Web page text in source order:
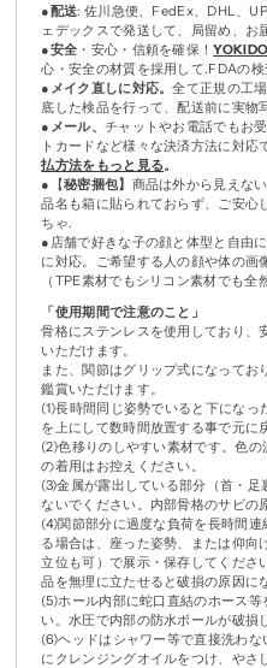
●配送: 佐川急便、FedEx、DHL、
ェデックスで発送して、局留め、お
●安全 ・安心・信頼を確保！
心・安全の材質を採用して.FDAの検
● メイク直しに対応。全て正規の工
底した検品を行って、配送前に実物
● メール、 チャットやお電話でもお
トカードなど様々な決済方法に対応
払方法をもっと見る。
●【秘密捆包】 商品は外から見えな
品名も箱に貼られておらず、ご安
ちゃ.
●店舗で好きな子の顔と体型と自由
に対応。ご希望する人の顔や体の画
（TPE素材でもシリコン素材でも全
「使用期間で注意のこと」
骨格にステンレスを使用しており、
いただけます。
また、関節はグリップ式になって
鑑賞いただけます。
(1)長時間同じ姿勢でいると下にな
を上にして数時間放置する事で元に
(2)色移りのしやすい素材です。色
の着用はお控えください。
(3)金属が露出している部分（首・
ないでください。内部骨格のサビの
(4)関節部分に過度な負荷を長時間
る場合は、座った姿勢、または仰向
立位も可）で展示・保存してくださ
品を無理に立たせると破損の原因に
(5)ホール内部に蛇口直結のホース
い。水圧で内部の防水ボールが破損
(6)ヘッドはシャワー等で直接洗わ
にクレンジングオイルをつけ、やさ